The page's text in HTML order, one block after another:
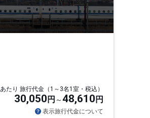
たり 旅行代金（1～3名1室・税込）
30,050 円 48,610 円
表示旅行代金について